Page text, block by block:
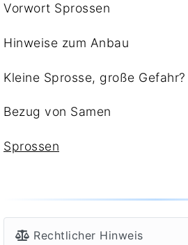
Vorwort Sprossen
Hinweise zum Anbau
Kleine Sprosse, große Gefahr?
Bezug von Samen
Sprossen
Rechtlicher Hinweis